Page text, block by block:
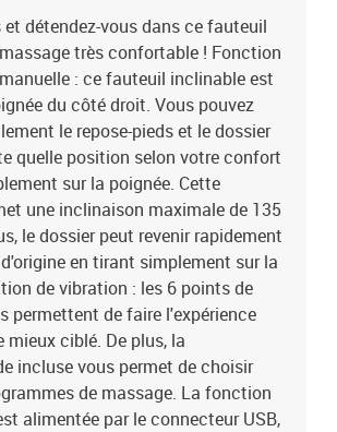
confortable : le siège, le dossier et les
rembourrés recouverts de tissu procurent
et chaleureuse, vous permettant de
lorsque vous êtes assis. Le tissu présente un
et est respirant et durable.Poche latérale
est doté d'une poche latérale pour ranger
ou garder vos objets essentiels à portée de
stable : le cadre en bois et en métal offre une
grande stabilité. Ce fauteuil inclinable est
: marronMatériau : tissu (100 %
de remplissage : mousse,
de la position assise : 66 x 89,5
de couchage : 66 x 146 x 76,5 cm (l
: 50 cmProfondeur du siège : 55,5
à partir du sol : 42-44,5 cmHauteur des
sol : 55,5 cmOptions : massage sans
: massage par vibrations par 6
: 5V c.c.Courant d'entrée : 2ACapacité de
et détendez-vous dans ce fauteuil
très confortable ! Fonction
: ce fauteuil inclinable est
du côté droit. Vous pouvez
le repose-pieds et le dossier
quelle position selon votre confort
sur la poignée. Cette
une inclinaison maximale de 135
le dossier peut revenir rapidement
en tirant simplement sur la
de vibration : les 6 points de
permettent de faire l'expérience
mieux ciblé. De plus, la
incluse vous permet de choisir
de massage. La fonction
alimentée par le connecteur USB,